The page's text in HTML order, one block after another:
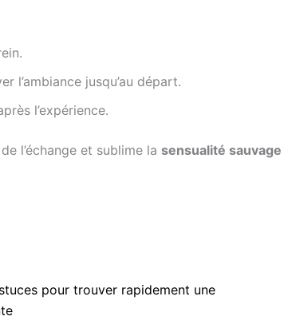
l’ambiance jusqu’au départ.
l’expérience.
l’échange et sublime la sensualité sauvage
pour trouver rapidement une